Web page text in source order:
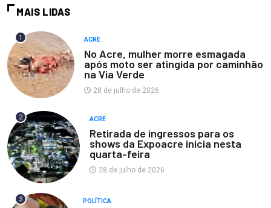
MAIS LIDAS
1 ACRE
No Acre, mulher morre esmagada
após moto ser atingida por caminhão
na Via Verde
28 de julho de 2026
2 ACRE
Retirada de ingressos para os
shows da Expoacre inicia nesta
quarta-feira
28 de julho de 2026
3 POLÍTICA